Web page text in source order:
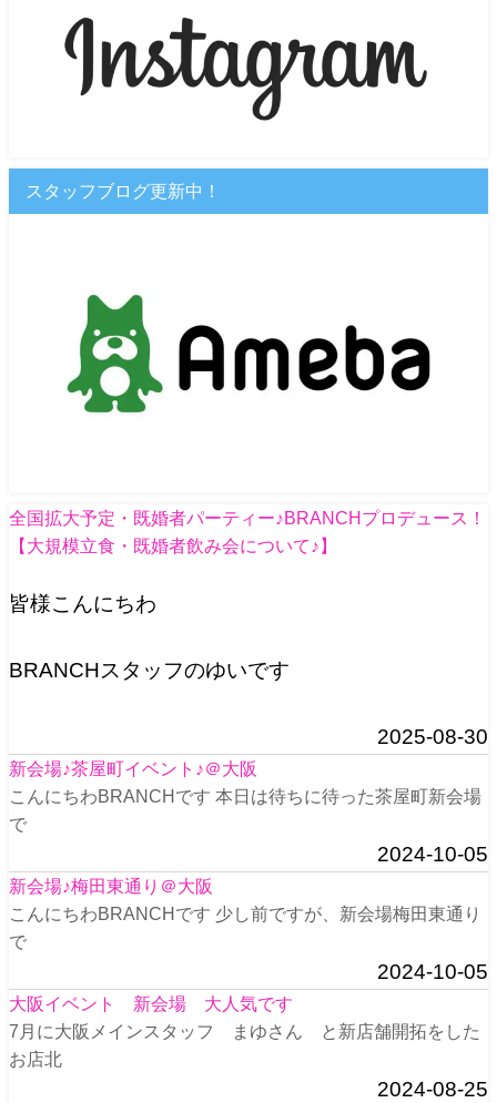
スタッフブログ更新中！
全国拡大予定・既婚者パーティー♪BRANCHプロデュース！
【大規模立食・既婚者飲み会について♪】
皆様こんにちわ
BRANCHスタッフのゆいです
2025-08-30
新会場♪茶屋町イベント♪＠大阪
こんにちわBRANCHです 本日は待ちに待った茶屋町新会場
で
2024-10-05
新会場♪梅田東通り＠大阪
こんにちわBRANCHです 少し前ですが、新会場梅田東通り
で
2024-10-05
大阪イベント 新会場 大人気です
7月に大阪メインスタッフ まゆさん と新店舗開拓をした
お店北
2024-08-25